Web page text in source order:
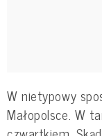
W nietypowy
Małopolsce. W